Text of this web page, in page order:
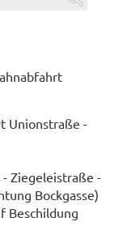
Unionstraße -
- Ziegeleistraße -
Bockgasse)
Beschildung